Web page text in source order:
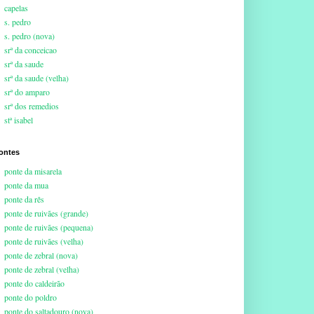
capelas
s. pedro
s. pedro (nova)
srª da conceicao
srª da saude
srª da saude (velha)
srª do amparo
srª dos remedios
stª isabel
ponte da misarela
ponte da mua
ponte da rês
ponte de ruivães (grande)
ponte de ruivães (pequena)
ponte de ruivães (velha)
ponte de zebral (nova)
ponte de zebral (velha)
ponte do caldeirão
ponte do poldro
ponte do saltadouro (nova)